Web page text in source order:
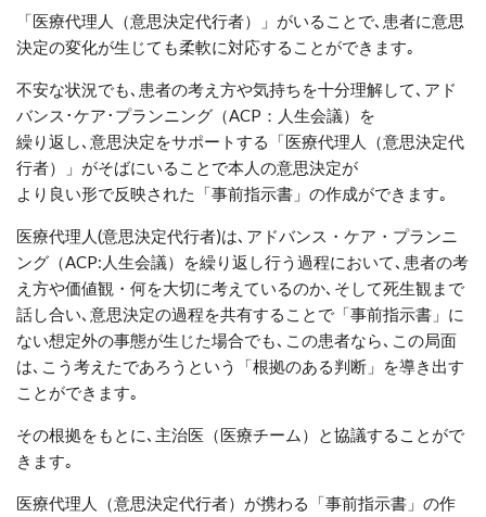
「医療代理人（意思決定代行者）」がいることで､患者に意思
決定の変化が生じても柔軟に対応することができます｡
不安な状況でも､患者の考え方や気持ちを十分理解して､ アド
バンス･ケア･プランニング（ACP ：人生会議）を
繰り返し､意思決定をサポートする
「医療代理人（意思決定代
行者）」がそばにいることで本人の意思決定が
より良い形で反映された「事前指示書 」 の作成ができます｡
医療代理人(意思決定代行者)は､アドバンス・ケア・プランニ
ング（ACP: 人生会議）を繰り返し行う過程において､患者の考
え方や価値観・何を大切に考えているのか､ そして死生観まで
話し合い､意思決定の過程を共有することで「事前指示書」に
ない想定外の事態が生じた場合でも､この患者なら､この局面
は､こう考えたであろうという「根拠のある判断」を導き出す
ことができます｡
その根拠をもとに､主治医（医療チーム）と協議することがで
きます｡
医療代理人（意思決定代行者）が携わる「事前指示書 」 の作